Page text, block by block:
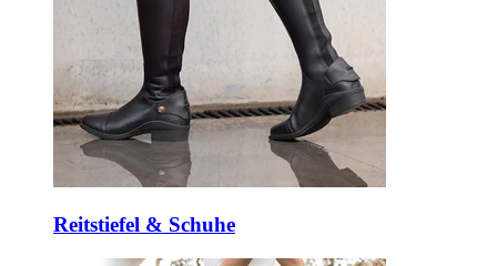
Reitstiefel & Schuhe